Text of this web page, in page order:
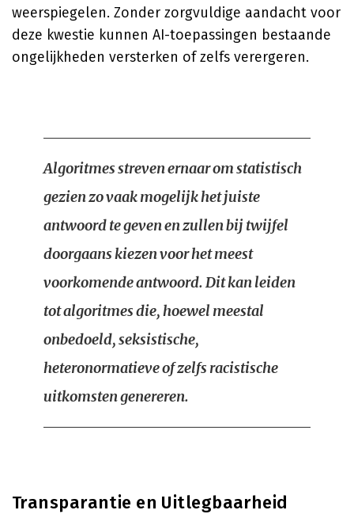
weerspiegelen. Zonder zorgvuldige aandacht voor
deze kwestie kunnen AI-toepassingen bestaande
ongelijkheden versterken of zelfs verergeren.
Algoritmes streven ernaar om statistisch
gezien zo vaak mogelijk het juiste
antwoord te geven en zullen bij twijfel
doorgaans kiezen voor het meest
voorkomende antwoord. Dit kan leiden
tot algoritmes die, hoewel meestal
onbedoeld, seksistische,
heteronormatieve of zelfs racistische
uitkomsten genereren.
Transparantie en Uitlegbaarheid